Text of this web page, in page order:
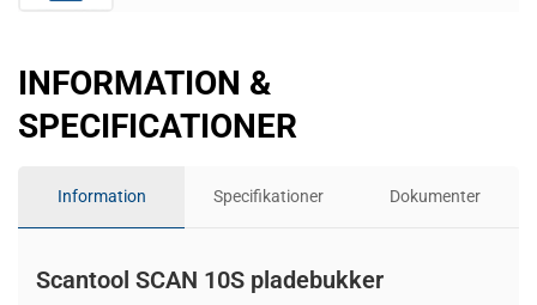
INFORMATION &
SPECIFICATIONER
Information Specifikationer Dokumenter
Scantool SCAN 10S pladebukker